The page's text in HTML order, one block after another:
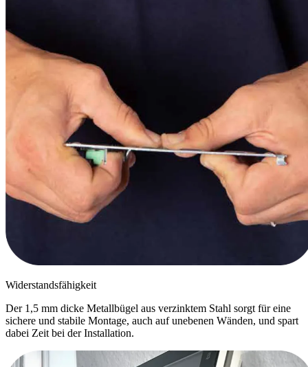
Widerstandsfähigkeit
Der 1,5 mm dicke Metallbügel aus verzinktem Stahl sorgt für eine
sichere und stabile Montage, auch auf unebenen Wänden, und spart
dabei Zeit bei der Installation.